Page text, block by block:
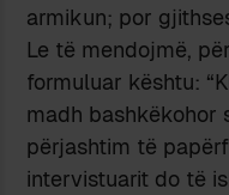
armikun; por
Le të mendojmë,
formuluar kështu:
madh bashkëkohor
përjashtim të
intervistuarit do të